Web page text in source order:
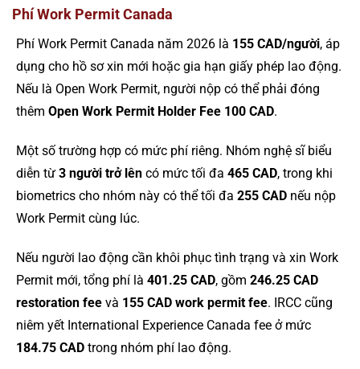
Phí Work Permit Canada
Phí Work Permit Canada năm 2026 là 155 CAD/người, áp
dụng cho hồ sơ xin mới hoặc gia hạn giấy phép lao động.
Nếu là Open Work Permit, người nộp có thể phải đóng
thêm Open Work Permit Holder Fee 100 CAD.
Một số trường hợp có mức phí riêng. Nhóm nghệ sĩ biểu
diễn từ 3 người trở lên có mức tối đa 465 CAD, trong khi
biometrics cho nhóm này có thể tối đa 255 CAD nếu nộp
Work Permit cùng lúc.
Nếu người lao động cần khôi phục tình trạng và xin Work
Permit mới, tổng phí là 401.25 CAD, gồm 246.25 CAD
restoration fee và 155 CAD work permit fee. IRCC cũng
niêm yết International Experience Canada fee ở mức
184.75 CAD trong nhóm phí lao động.